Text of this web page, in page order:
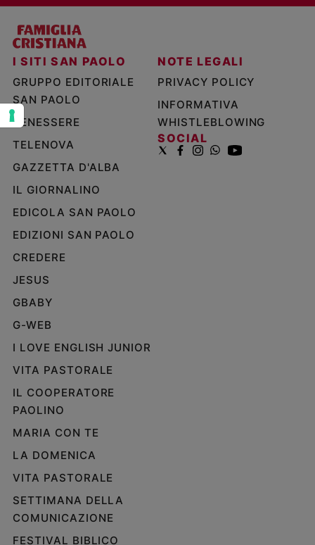
Riflessioni
Foto
Video
Podcast
Chi
siamo
Pubblicità
Registrati
I SITI SAN PAOLO
GRUPPO EDITORIALE
SAN PAOLO
BENESSERE
TELENOVA
GAZZETTA D'ALBA
IL GIORNALINO
EDICOLA SAN PAOLO
EDIZIONI SAN PAOLO
CREDERE
JESUS
GBABY
G-WEB
I LOVE ENGLISH JUNIOR
VITA PASTORALE
IL COOPERATORE
PAOLINO
MARIA CON TE
LA DOMENICA
VITA PASTORALE
SETTIMANA DELLA
COMUNICAZIONE
FESTIVAL BIBLICO
NOTE LEGALI
PRIVACY POLICY
INFORMATIVA
WHISTLEBLOWING
SOCIAL